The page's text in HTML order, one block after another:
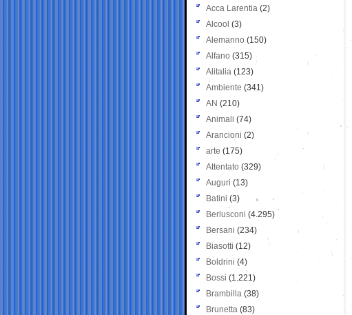
Acca Larentia (2)
Alcool (3)
Alemanno (150)
Alfano (315)
Alitalia (123)
Ambiente (341)
AN (210)
Animali (74)
Arancioni (2)
arte (175)
Attentato (329)
Auguri (13)
Batini (3)
Berlusconi (4.295)
Bersani (234)
Biasotti (12)
Boldrini (4)
Bossi (1.221)
Brambilla (38)
Brunetta (83)